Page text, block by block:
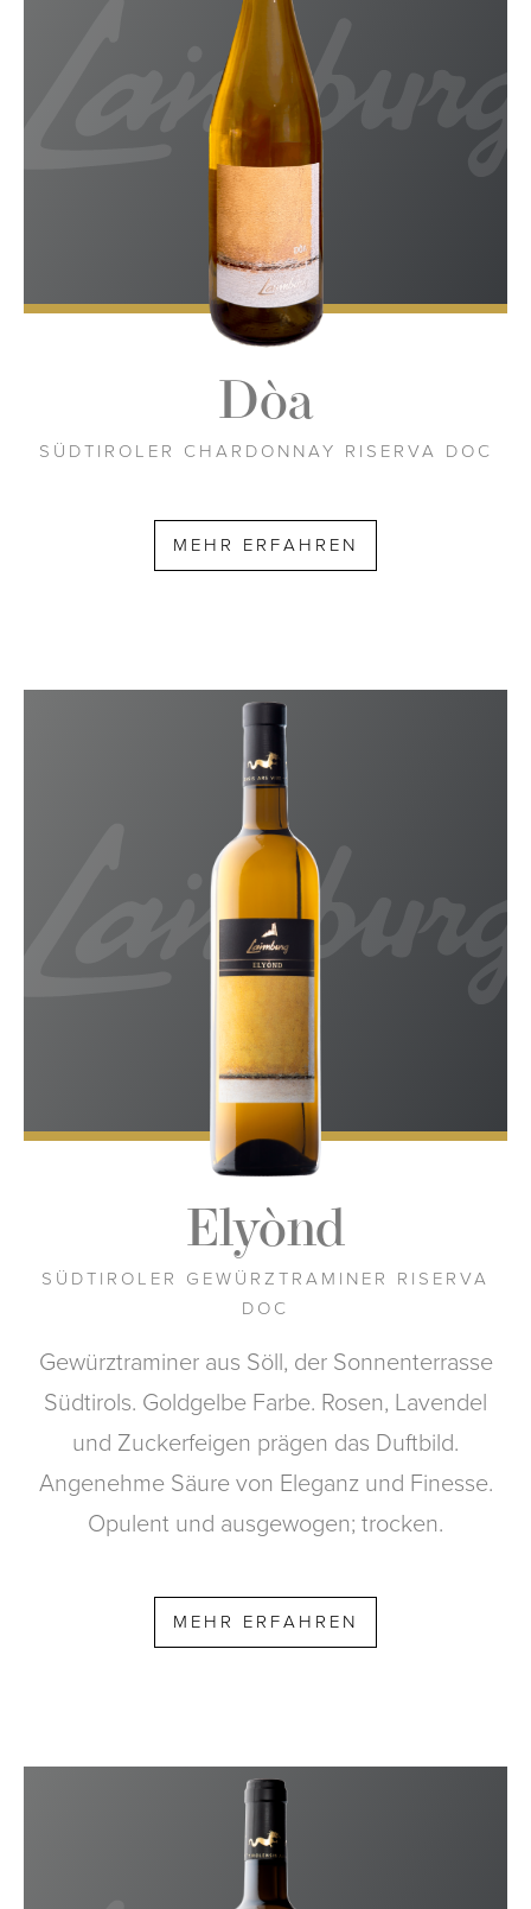
Dòa
SÜDTIROLER CHARDONNAY RISERVA DOC
MEHR ERFAHREN
Elyònd
SÜDTIROLER GEWÜRZTRAMINER RISERVA
DOC
Gewürztraminer aus Söll, der Sonnenterrasse
Südtirols. Goldgelbe Farbe. Rosen, Lavendel
und Zuckerfeigen prägen das Duftbild.
Angenehme Säure von Eleganz und Finesse.
Opulent und ausgewogen; trocken.
MEHR ERFAHREN